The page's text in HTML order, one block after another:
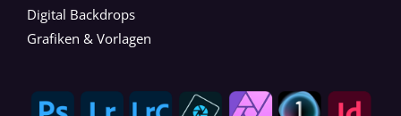
Digital Backdrops
Grafiken & Vorlagen